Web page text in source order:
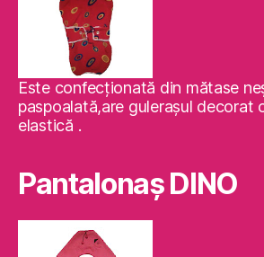
Este confecţionată din mătase
paspoalată,are guleraşul decorat
elastică .
Pantalonaş DINO